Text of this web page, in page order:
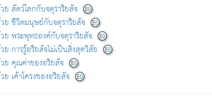
ย สัตว์โลกกับจตุราริยสัจ
ย ชีวิตมนุษย์กับจตุราริยสัจ
ย พระพุทธองค์กับจตุราริยสัจ
การรู้อริยสัจไม่เป็นสิ่งสุดวิสัย
ย คุณค่าของอริยสัจ
เค้าโครงของอริยสัจ
แห่งทุกข์จึงไม่มี.
หนาแน่นบังหนาแล้ว; และว่า สัตว์ผู้ยินดีในภพอันเป็นแล้วนั้น ย่อม
ะโยชน์โดยประการทั้งปวง; ภพทั้งหลายทั้งหมดนั้น ไม่เที่ยง เป็นทุก
จริงอย่างนี้อยู่; เขาย่อมละภวตัณหาได้ และไม่เพลิดเพลินวิภวตัณห
ย) เพราะความสิ้นไปแห่งตัณหาโดยประการทั้งปวง นั้นคือนิพพาน.